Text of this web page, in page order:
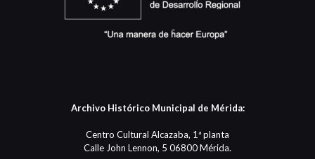
Archivo Histórico Municipal de Mérida:
Centro Cultural Alcazaba, 1ª planta
Calle John Lennon, 5 06800 Mérida.